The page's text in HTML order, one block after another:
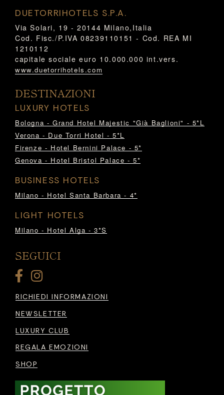
DUETORRIHOTELS S.P.A.
Via Solari, 19 - 20144 Milano,Italia
Cod. Fisc./P.IVA 08239110151 - Cod. REA MI
1210112
capitale sociale euro 10.000.000 int.vers.
www.duetorrihotels.com
DESTINAZIONI
LUXURY HOTELS
Bologna - Grand Hotel Majestic "Già Baglioni" - 5*L
Verona - Due Torri Hotel - 5*L
Firenze - Hotel Bernini Palace - 5*
Genova - Hotel Bristol Palace - 5*
BUSINESS HOTELS
Milano - Hotel Santa Barbara - 4*
LIGHT HOTELS
Milano - Hotel Alga - 3*S
SEGUICI
RICHIEDI INFORMAZIONI
NEWSLETTER
LUXURY CLUB
REGALA EMOZIONI
SHOP